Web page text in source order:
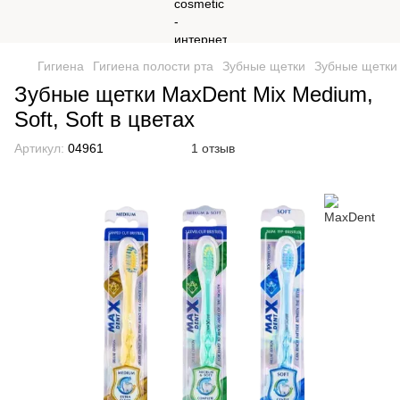
Гигиена Гигиена полости рта Зубные щетки Зубные щетки
Зубные щетки MaxDent Mix Medium,
Soft, Soft в цветах
Артикул: 04961 1 отзыв